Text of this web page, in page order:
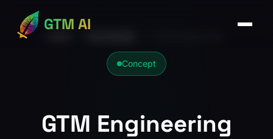
GTM AI
Concept
GTM Engineering